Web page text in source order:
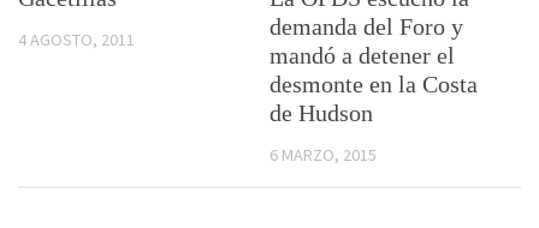
4 AGOSTO, 2011
demanda del Foro y
mandó a detener el
desmonte en la Costa
de Hudson
6 MARZO, 2015